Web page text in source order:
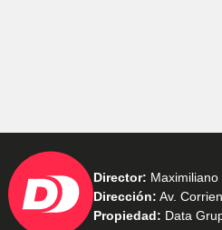
Director:
Dirección: Av.
Propiedad: Data